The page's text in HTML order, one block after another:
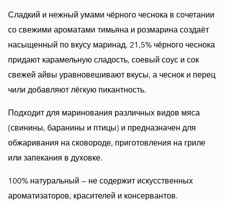
Сладкий и нежный умами чёрного чеснока в сочетании
со свежими ароматами тимьяна и розмарина создаёт
насыщенный по вкусу маринад. 21,5% чёрного чеснока
придают карамельную сладость, соевый соус и сок
свежей айвы уравновешивают вкусы, а чеснок и перец
чили добавляют лёгкую пикантность.
Подходит для маринования различных видов мяса
(свинины, баранины и птицы) и предназначен для
обжаривания на сковороде, приготовления на гриле
или запекания в духовке.
100% натуральный — не содержит искусственных
ароматизаторов, красителей и консервантов.